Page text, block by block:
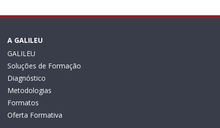
A GALILEU
GALILEU
Soluções de Formação
Diagnóstico
Metodologias
Formatos
Oferta Formativa